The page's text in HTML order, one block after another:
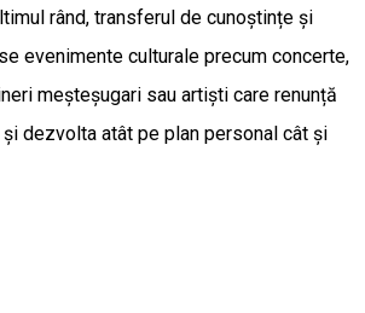
rând, transferul de cunoștințe și
evenimente culturale precum concerte,
meșteșugari sau artiști care renunță
dezvolta atât pe plan personal cât și